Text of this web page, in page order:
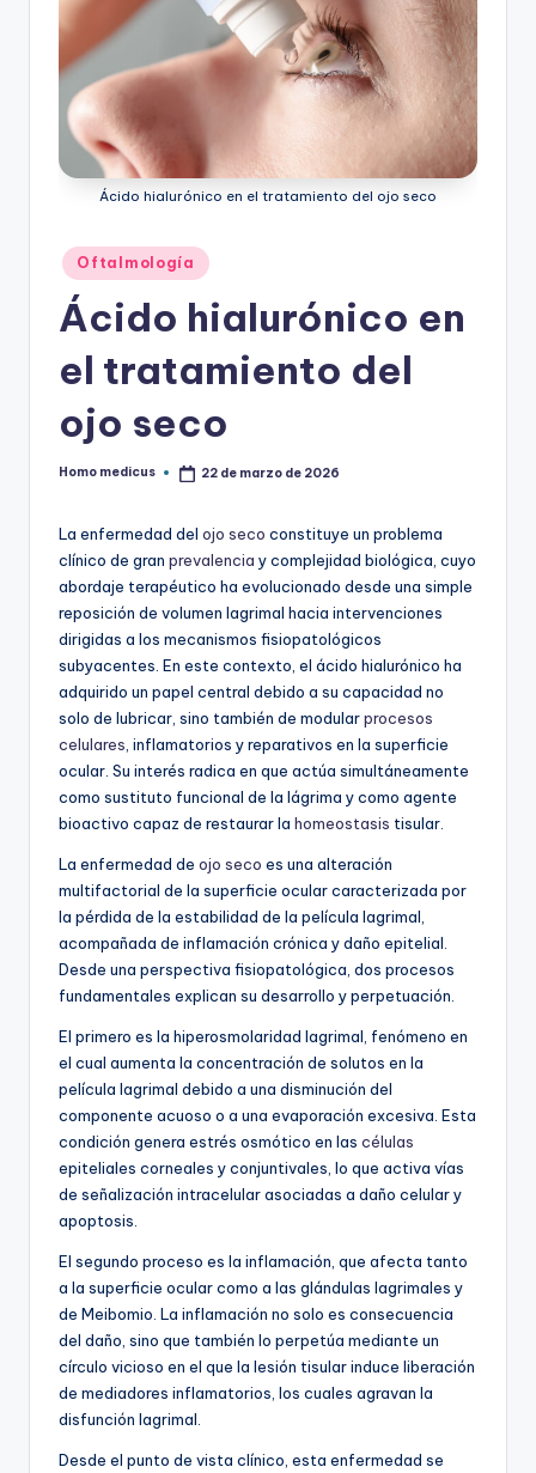
Ácido hialurónico en el tratamiento del ojo seco
Publicado
en
Oftalmología
Ácido hialurónico en
el tratamiento del
ojo seco
Publicado
Homo medicus 22 de marzo de 2026
La enfermedad del ojo seco constituye un problema
clínico de gran prevalencia y complejidad biológica, cuyo
abordaje terapéutico ha evolucionado desde una simple
reposición de volumen lagrimal hacia intervenciones
dirigidas a los mecanismos fisiopatológicos
subyacentes. En este contexto, el ácido hialurónico ha
adquirido un papel central debido a su capacidad no
solo de lubricar, sino también de modularprocesos
celulares, inflamatorios y reparativos en la superficie
ocular. Su interés radica en que actúa simultáneamente
como sustituto funcional de la lágrima y como agente
bioactivo capaz de restaurar la homeostasis tisular.
La enfermedad de ojo seco es una alteración
multifactorial de la superficie ocular caracterizada por
la pérdida de la estabilidad de la película lagrimal,
acompañada de inflamación crónica y daño epitelial.
Desde una perspectiva fisiopatológica, dos procesos
fundamentales explican su desarrollo y perpetuación.
El primero es la hiperosmolaridad lagrimal, fenómeno en
el cual aumenta la concentración de solutos en la
película lagrimal debido a una disminución del
componente acuoso o a una evaporación excesiva. Esta
condición genera estrés osmótico en las células
epiteliales corneales y conjuntivales, lo que activa vías
de señalización intracelular asociadas a daño celular y
apoptosis.
El segundo proceso es la inflamación, que afecta tanto
a la superficie ocular como a las glándulas lagrimales y
de Meibomio. La inflamación no solo es consecuencia
del daño, sino que también lo perpetúa mediante un
círculo vicioso en el que la lesión tisular induce liberación
de mediadores inflamatorios, los cuales agravan la
disfunción lagrimal.
Desde el punto de vista clínico, esta enfermedad se